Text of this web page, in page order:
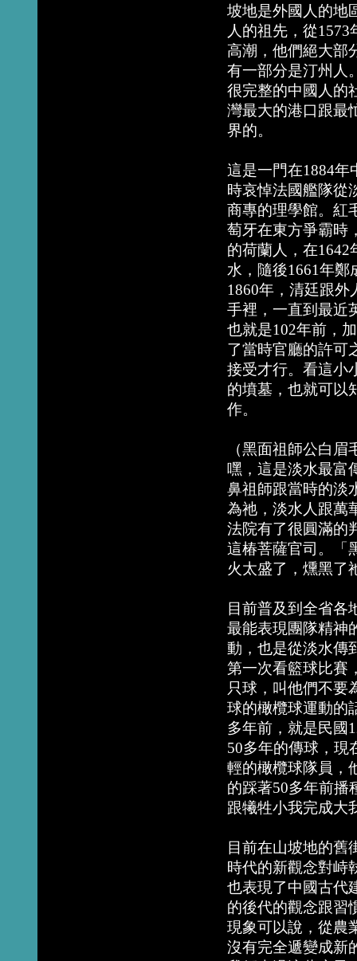
坡地是外國人的地
人的祖先，從
高潮，他們絕大部
有一部分是汀州人
很完整的中國人的
灣最大的港口跟最
界的。
這是一門在1884年
時哀悼法國艦隊從
商專的理學館。紅
萄牙在東方爭霸時
的荷蘭人，在
水，隨後1661年
1860年，清廷跟
手裡，一直到最近
也就是102年前，
了當時官廳的許可
接受才行。看這小
的墳墓，也就可以
作。
（黑面祖師公白
嘿，這是淡水最
鼻祖師跟當時的淡
為祂，淡水人跟萬
法院有了很圓滿的
這椿菩薩官司。「
火太盛了，燻黑了
目前普及到全省各
最能表現團隊精神
動，也是從淡水傳
第一次看籃球比賽
只球，叫他們不要
球的橄欖球運動的
多年前，就是民國
50多年的傳球，現
輕的橄欖球隊員，
的踩著50多年前播
跟犧牲小我完成大
目前在山坡地的舊
時代的新觀念對峙
也表現了中國古代
的後代的觀念跟習
現象可以說，從農
沒有完全遞變成新